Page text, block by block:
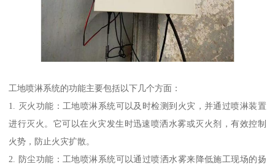
工地喷淋系统的功能主要包括以下几个方面：
1. 灭火功能：工地喷淋系统可以及时检测到火灾，并通过喷淋装置
进行灭火。它可以在火灾发生时迅速喷洒水雾或灭火剂，有效控制
火势，防止火灾扩散。
2. 防尘功能：工地喷淋系统可以通过喷洒水雾来降低施工现场的扬